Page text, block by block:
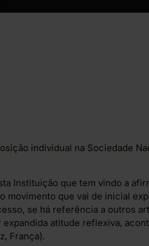
individual na Sociedade
Instituição que tem vindo a
movimento que vai de inicial
se há referência a outros
atitude reflexiva,
França).